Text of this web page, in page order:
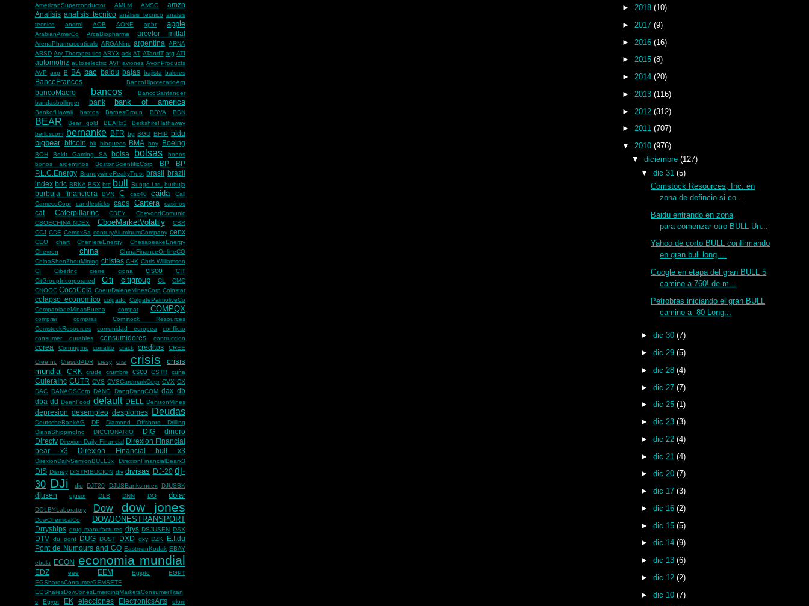
AmericanSuperconductor
AMLM AMSC
amzn
Analisis analisis tecnico análisis tecnico analsis
tecnico
androi AOB AONE apbr apple
ArabianAmerCo ArcaBiopharma arcelor mittal
ArenaPharmaceuticals ARGANinc argentina
ARNA
ARSD Ary Therapeutics ARYX ask AT ATandT atg ATI
automotriz autoselectric AVF aviones AvonProducts
AVP axp B BA bac baidu bajas bajista balores
BancoFrances BancoHipotecarioArg
bancoMacro bancos
BancoSantander
bandasbollinger
bank bank of america
BankofHawaii barcos BarnesGroup BBVA BDN
BEAR Bear gold BEARx3
BerkshireHathaway
berlusconi
bernanke BFR bg BGU BHIP bidu
bigbear bitcoin bk bloqueos BMA bny Boeing
BOH Boldt Gaming SA bolsa bolsas
bonos
bonos argentinos
BostonScientificCorp BP
BP
P.L.C.Energy BrandywineRealtyTrust brasil
brazil
index bric BRKA BSX btc bull Bunge Ltd. burbuja
burbuja financiera BVN C cac40 caida
Call
CamecoCopr
candlesticks caos Cartera casinos
cat CaterpillarInc CBEY
CbeyondComunic
CBOECHINAINDEX
CboeMarketVolatily
CBR
CCJ CDE CemexSa centuryAluminumCompany cenx
CEO chart CheniereEnergy
ChesapeakeEnergy
Chevron
china
ChinaFinanceOnlineCO
ChinaShenZhouMining chistes CHK Chris Williamson
CI
CiberInc cierre cigna cisco
CIT
CitGroupIncorporated
Citi citigroup CL
CMC
CNOOC CocaCola CoeurDaleneMinesCorp Coinstar
colapso economico colgado
ColgatePalmoliveCo
CompaniadeMinasBuena
compar COMPQX
comprar compras
Comstock Resources
ComstockResources
comunidad europea
conflicto
consumer durables
consumidores contruccion
corea CorningInc corralito crack creditos CREE
CreeInc CresudADR cresy crisi crisis
crisis
mundial
CRK crude crumbre csco CSTR cuña
CuteraInc CUTR CVS CVSCaremarkCopr CVX CX
DAC
DANAOSCorp DANG DangDangCOM dax db
dba dd DeanFood default DELL DenisonMines
depresion desempleo desplomes Deudas
DeutscheBankAG DF
Diamond Offshore Drilling
DianaShippingInc
DICCIONARIO DIG
dinero
Directv Direxion Daily Financial
Direxion Financial
bear x3
Direxion Financial bull x3
DirexionDailySemionBULL3x DirexionFinancialBearx3
DIS Disney DISTRIBUCION div divisas DJ-20 dj-
30 DJi djo DJT20 DJUSBanksIndex DJUSBK
djusen djusoi DLB DNN DO dolar
DOLBYLaboratory Dow dow jones
DowChemicalCo DOWJONESTRANSPORT
Drryships drug manufactures drys DSJUSEN DSX
DTV du pont DUG DUST DXD dxy DZK
E.I.du
Pont de Numours and CO EastmanKodak EBAY
ebola ECON economia mundial
EDZ eee EEM Egipto
EGPT
EGSharesConsumerGEMSETF
EGSharesDowJonesEmergingMarketsConsumerTitan
s
Egypt EK elecciones ElectronicsArts
elom
► 2018 (10)
► 2017 (9)
► 2016 (16)
► 2015 (8)
► 2014 (20)
► 2013 (116)
► 2012 (312)
► 2011 (707)
▼ 2010 (976)
▼ diciembre (127)
▼dic 31(5)
Comstock Resources, Inc. en
zona de defincio si co...
Baidu entrando en zona
para comenzar otro BULL Un...
Yahoo de corto BULL confirmando
en gran bull long....
Google en etapa del gran BULL 5
camino a 760! de m...
Petrobras iniciando el gran BULL
camino a 80 Long...
►dic 30(7)
►dic 29(5)
►dic 28(4)
►dic 27(7)
►dic 25(1)
►dic 23(3)
►dic 22(4)
►dic 21(4)
►dic 20(7)
►dic 17(3)
►dic 16(2)
►dic 15(5)
►dic 14(9)
►dic 13(6)
►dic 12(2)
►dic 10(7)